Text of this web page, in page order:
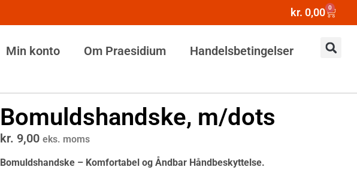
kr. 0,00 0
Min konto Om Praesidium Handelsbetingelser
Bomuldshandske, m/dots
kr. 9,00 eks. moms
Bomuldshandske – Komfortabel og Åndbar Håndbeskyttelse.